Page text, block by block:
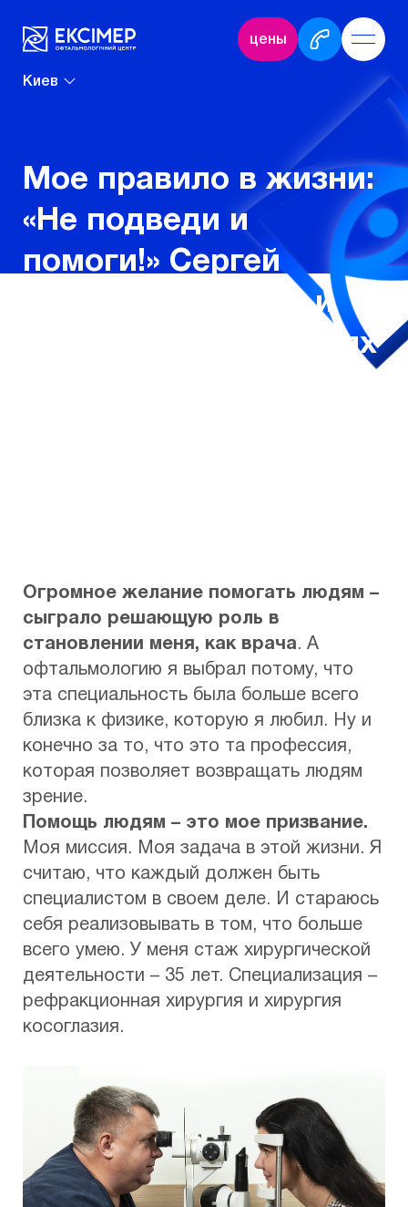
цены
Киев
Мое правило в жизни:
«Не подведи и
помоги!» Сергей
Прожога о работе и
жизненных ценностях
Огромное желание помогать людям –
сыграло решающую роль в
становлении меня, как врача. А
офтальмологию я выбрал потому, что
эта специальность была больше всего
близка к физике, которую я любил. Ну и
конечно за то, что это та профессия,
которая позволяет возвращать людям
зрение.
Помощь людям – это мое призвание.
Моя миссия. Моя задача в этой жизни. Я
считаю, что каждый должен быть
специалистом в своем деле. И стараюсь
себя реализовывать в том, что больше
всего умею. У меня стаж хирургической
деятельности – 35 лет. Специализация –
рефракционная хирургия и хирургия
косоглазия.